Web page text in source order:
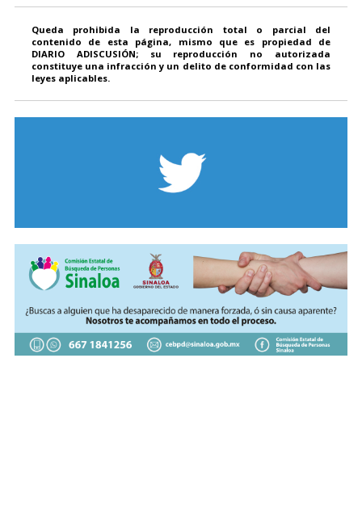
Queda prohibida la reproducción total o parcial del
contenido de esta página, mismo que es propiedad de
DIARIO ADISCUSIÓN; su reproducción no autorizada
constituye una infracción y un delito de conformidad con las
leyes aplicables.